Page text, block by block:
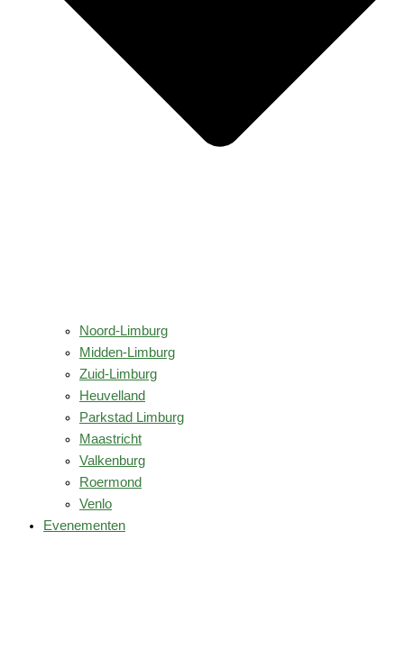
Noord-Limburg
Midden-Limburg
Zuid-Limburg
Heuvelland
Parkstad Limburg
Maastricht
Valkenburg
Roermond
Venlo
Evenementen